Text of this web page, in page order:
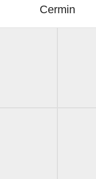
Cermin